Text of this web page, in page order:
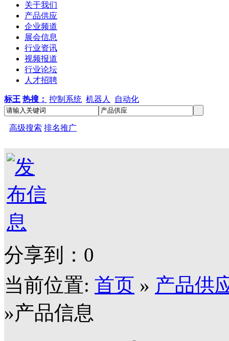
关于我们
产品供应
企业频道
展会信息
行业资讯
视频报道
行业论坛
人才招聘
标王 热搜： 控制系统 机器人 自动化
高级搜索 排名推广
分享到： 0
当前位置: 首页 » 产品供
»产品信息